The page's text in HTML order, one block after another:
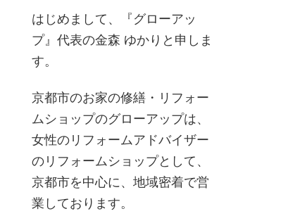
はじめまして、『グローアッ
プ』代表の金森 ゆかりと申しま
す。
京都市のお家の修繕・リフォー
ムショップのグローアップは、
女性のリフォームアドバイザー
のリフォームショップとして、
京都市を中心に、地域密着で営
業しております。